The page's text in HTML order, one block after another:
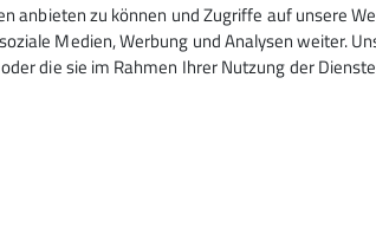
anbieten zu können und Zugriffe auf unsere
Medien, Werbung und Analysen weiter.
die sie im Rahmen Ihrer Nutzung der